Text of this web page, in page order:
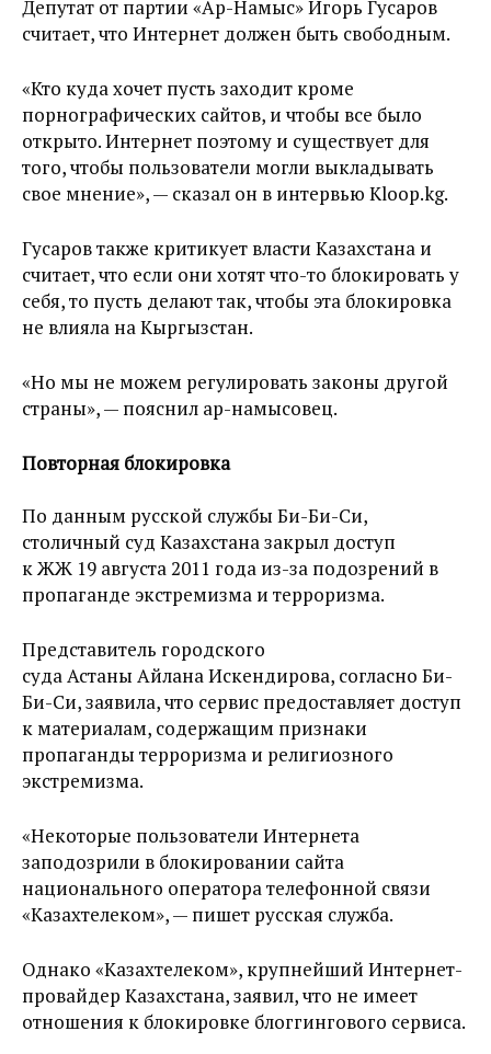
Депутат от партии «Ар-Намыс» Игорь Гусаров
считает, что Интернет должен быть свободным.
«Кто куда хочет пусть заходит кроме
порнографических сайтов, и чтобы все было
открыто. Интернет поэтому и существует для
того, чтобы пользователи могли выкладывать
свое мнение», — сказал он в интервью Kloop.kg.
Гусаров также критикует власти Казахстана и
считает, что если они хотят что-то блокировать у
себя, то пусть делают так, чтобы эта блокировка
не влияла на Кыргызстан.
«Но мы не можем регулировать законы другой
страны», — пояснил ар-намысовец.
Повторная блокировка
По данным русской службы Би-Би-Си,
столичный суд Казахстана закрыл доступ
к ЖЖ 19 августа 2011 года из-за подозрений в
пропаганде экстремизма и терроризма.
Представитель городского
суда Астаны Айлана Искендирова, согласно Би-
Би-Си, заявила, что сервис предоставляет доступ
к материалам, содержащим признаки
пропаганды терроризма и религиозного
экстремизма.
«Некоторые пользователи Интернета
заподозрили в блокировании сайта
национального оператора телефонной связи
«Казахтелеком», — пишет русская служба.
Однако «Казахтелеком», крупнейший Интернет-
провайдер Казахстана, заявил, что не имеет
отношения к блокировке блоггингового сервиса.